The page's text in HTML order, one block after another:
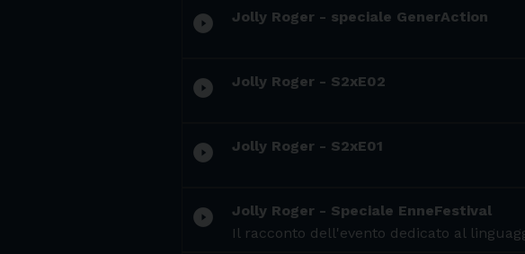
play_circle_filled Jolly Roger - speciale GenerAction
play_circle_filled Jolly Roger - S2xE02
play_circle_filled Jolly Roger - S2xE01
play_circle_filled
Jolly Roger - Speciale EnneFestival
Il racconto dell'evento dedicato al